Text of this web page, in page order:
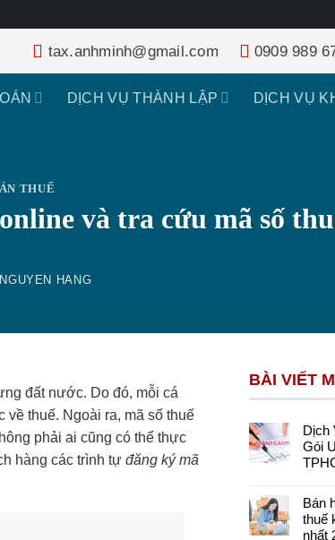
tax.anhminh@gmail.com 0909 989
DỊCH VỤ THÀNH LẬP DỊCH VỤ
THUẾ
và tra cứu mã số
NGUYEN HANG
đất nước. Do đó, mỗi cá
về thuế. Ngoài ra, mã số thuế
phải ai cũng có thể thực
hàng các trình tự đăng ký mã
BÀI VIẾT
Dịch
Gói
Bán
thuế
nhất